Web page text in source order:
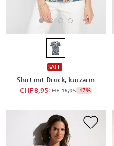
SALE
Shirt mit Druck, kurzarm
CHF 8,95CHF 16,95-47%